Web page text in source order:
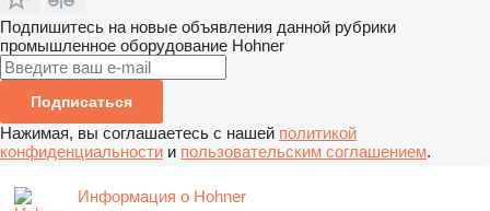
Подпишитесь на новые объявления данной рубрики
промышленное оборудование Hohner
Подписаться
Нажимая, вы соглашаетесь с нашей политикой
конфиденциальности и пользовательским соглашением.
Информация о Hohner